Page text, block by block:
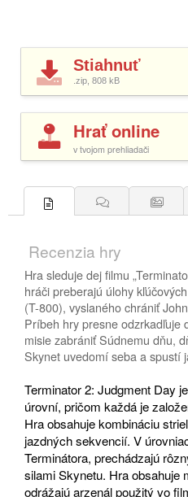
Stiahnuť
.zip, 808 kB
Hrať online
v tvojom prehliadači
Recenzia hry
Hra sleduje dej filmu
hráči preberajú úlohy
(T-800), vyslaného chrániť
Príbeh hry presne odzrkadľuje
misie zabrániť Súdnemu dňu,
Skynet uvedomí seba a spustí
Terminator 2: Judgment Day
úrovní, pričom každá je
Hra obsahuje kombináciu
jazdných sekvencií. V
Terminátora, prechádzajú
silami Skynetu. Hra obsahuje
odrážajú arzenál použitý vo